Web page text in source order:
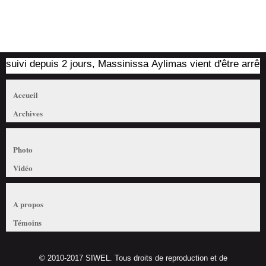
depuis 2 jours, Massinissa Aylimas vient d'être arrêté
Accueil
Archives
Photo
Vidéo
A propos
Témoins
© 2010-2017 SIWEL. Tous droits de reproduction et de